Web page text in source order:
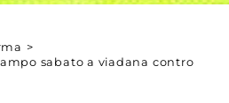
>
sabato a viadana contro